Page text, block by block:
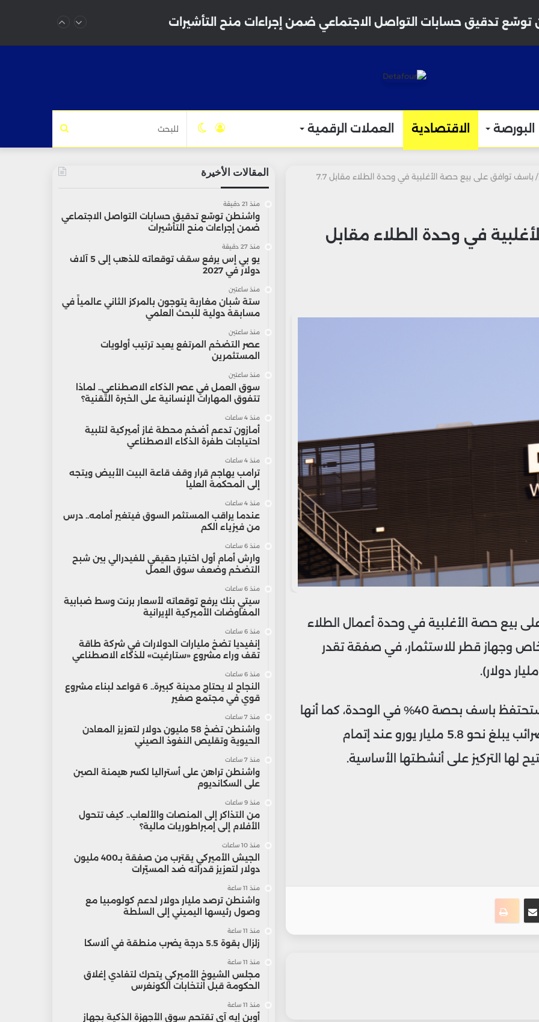
توسّع تدقيق حسابات التواصل الاجتماعي ضمن إجراءات منح التأشيرات
البورصة الاقتصادية العملات الرقمية للبحث الوضعتسجيل
/
باسف توافق على بيع حصة الأغلبية في وحدة الطلاء مقابل 7.7
في وحدة الطلاء مقابل
بيع حصة الأغلبية في وحدة أعمال الطلاء
الخاص وجهاز قطر للاستثمار، في صفقة تقدر
وبحسب بيان مشترك صدر يوم الجمعة، ستحتفظ باسف بحصة 40% في الوحدة، كما أنها
ستحصل على تدفق نقدي قبل خصم الضرائب يبلغ نحو 5.8 مليار يورو عند إتمام
لها التركيز على أنشطتها الأساسية.
مشاركة عبر البريدطباعة
المقالات الأخيرة
منذ 21 دقيقة
واشنطن توسّع تدقيق حسابات التواصل الاجتماعي
ضمن إجراءات منح التأشيرات
منذ 27 دقيقة
يو بي إس يرفع سقف توقعاته للذهب إلى 5 آلاف
دولار في 2027
منذ ساعتين
ستة شبان مغاربة يتوجون بالمركز الثاني عالمياً في
مسابقة دولية للبحث العلمي
منذ ساعتين
عصر التضخم المرتفع يعيد ترتيب أولويات
المستثمرين
منذ ساعتين
سوق العمل في عصر الذكاء الاصطناعي.. لماذا
تتفوق المهارات الإنسانية على الخبرة التقنية؟
منذ 4 ساعات
أمازون تدعم أضخم محطة غاز أميركية لتلبية
احتياجات طفرة الذكاء الاصطناعي
منذ 4 ساعات
ترامب يهاجم قرار وقف قاعة البيت الأبيض ويتجه
إلى المحكمة العليا
منذ 4 ساعات
عندما يراقب المستثمر السوق فيتغير أمامه.. درس
من فيزياء الكم
منذ 6 ساعات
وارش أمام أول اختبار حقيقي للفيدرالي بين شبح
التضخم وضعف سوق العمل
منذ 6 ساعات
سيتي بنك يرفع توقعاته لأسعار برنت وسط ضبابية
المفاوضات الأميركية الإيرانية
منذ 6 ساعات
إنفيديا تضخ مليارات الدولارات في شركة طاقة
تقف وراء مشروع «ستارغيت» للذكاء الاصطناعي
منذ 6 ساعات
النجاح لا يحتاج مدينة كبيرة.. 6 قواعد لبناء مشروع
قوي في مجتمع صغير
منذ 7 ساعات
واشنطن تضخ 58 مليون دولار لتعزيز المعادن
الحيوية وتقليص النفوذ الصيني
منذ 7 ساعات
واشنطن تراهن على أستراليا لكسر هيمنة الصين
على السكانديوم
منذ 9 ساعات
من التذاكر إلى المنصات والألعاب.. كيف تتحول
الأفلام إلى إمبراطوريات مالية؟
منذ 10 ساعات
الجيش الأميركي يقترب من صفقة بـ400 مليون
دولار لتعزيز قدراته ضد المسيّرات
منذ 11 ساعة
واشنطن ترصد مليار دولار لدعم كولومبيا مع
وصول رئيسها اليميني إلى السلطة
منذ 11 ساعة
زلزال بقوة 5.5 درجة يضرب منطقة في ألاسكا
منذ 11 ساعة
مجلس الشيوخ الأميركي يتحرك لتفادي إغلاق
الحكومة قبل انتخابات الكونغرس
منذ 11 ساعة
أوبن إيه آي تقتحم سوق الأجهزة الذكية بجهاز